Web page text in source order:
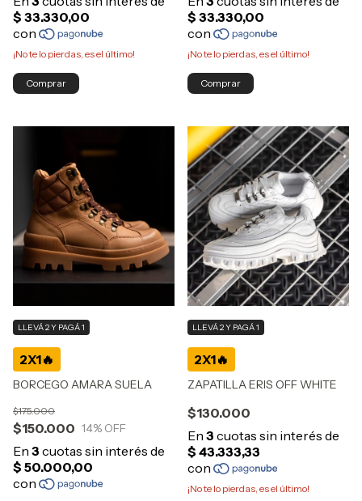
¡No te lo pierdas, es el último!
Comprar
¡No te lo pierdas, es el último!
Comprar
BORCEGO AMARA SUELA
$150.000
$175.000
14% OFF
LLEVÁ 2 Y PAGÁ 1
ZAPATILLA ERIS OFF WHITE
$130.000
LLEVÁ 2 Y PAGÁ 1
¡No te lo pierdas, es el último!